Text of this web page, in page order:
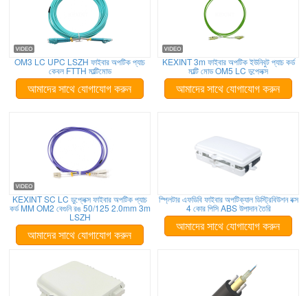
OM3 LC UPC LSZH ফাইবার অপটিক প্যাচ
কেবল FTTH মাল্টিমোড
আমাদের সাথে যোগাযোগ করুন
KEXINT 3m ফাইবার অপটিক ইউনিবুট প্যাচ কর্ড
মাল্টি মোড OM5 LC ডুপ্লেক্স
আমাদের সাথে যোগাযোগ করুন
KEXINT SC LC ডুপ্লেক্স ফাইবার অপটিক প্যাচ
কর্ড MM OM2 বেগুনি রঙ 50/125 2.0mm 3m
LSZH
আমাদের সাথে যোগাযোগ করুন
স্প্লিটার এফডিবি ফাইবার অপটিক্যাল ডিস্ট্রিবিউশন বক্স
4 কোর পিসি ABS উপাদান তৈরি
আমাদের সাথে যোগাযোগ করুন